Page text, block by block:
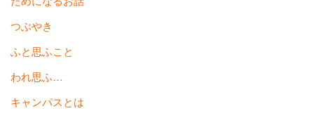
つぶやき
ふと思ふこと
われ思ふ…
キャンパスとは